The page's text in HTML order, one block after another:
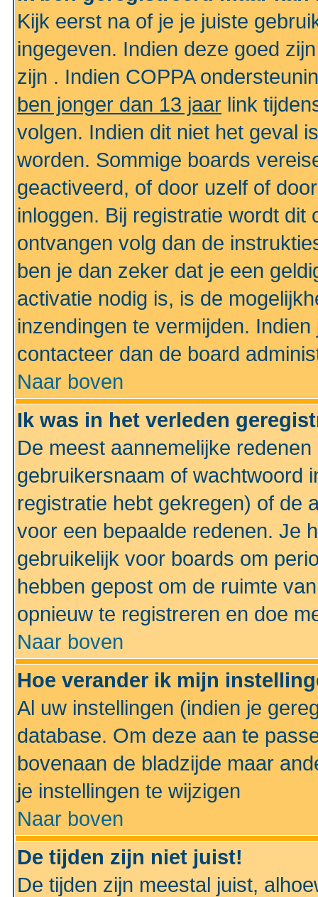
Kijk eerst na of je je juiste
ingegeven. Indien deze goed
zijn . Indien COPPA
ben jonger dan 13 jaar link
volgen. Indien dit niet het geval
worden. Sommige boards
geactiveerd, of door uzelf of
inloggen. Bij registratie wordt dit
ontvangen volg dan de
ben je dan zeker dat je een
activatie nodig is, is de
inzendingen te vermijden.
contacteer dan de board
Naar boven
Ik was in het verleden
De meest aannemelijke
gebruikersnaam of wachtwoord
registratie hebt gekregen) of de
voor een bepaalde redenen. Je
gebruikelijk voor boards om
hebben gepost om de ruimte
opnieuw te registreren en doe
Naar boven
Hoe verander ik mijn
Al uw instellingen (indien je
database. Om deze aan te
bovenaan de bladzijde maar
je instellingen te wijzigen
Naar boven
De tijden zijn niet juist!
De tijden zijn meestal juist,